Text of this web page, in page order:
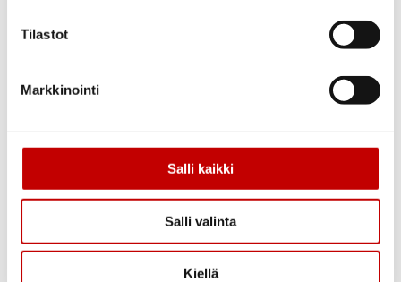
Tilastot
Markkinointi
Salli kaikki
Salli valinta
Kiellä
75,00
Varastossa
arkipäivää
OSTA NYT